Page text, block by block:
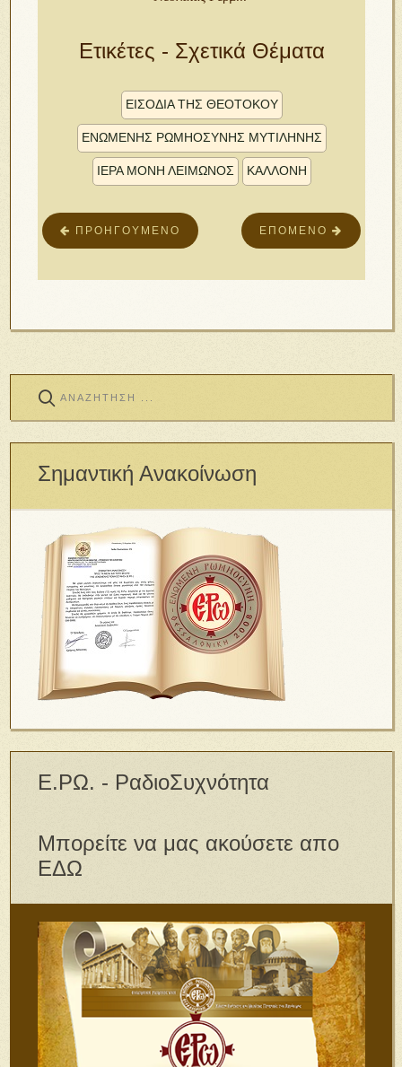
Ετικέτες - Σχετικά Θέματα
ΕΙΣΌΔΙΑ ΤΗΣ ΘΕΟΤΌΚΟΥ
ΕΝΩΜΈΝΗΣ ΡΩΜΗΟΣΎΝΗΣ ΜΥΤΙΛΉΝΗΣ
ΙΕΡΆ ΜΟΝΉ ΛΕΙΜΏΝΟΣ ΚΑΛΛΟΝΉ
ΕΠΌΜΕΝΟ
ΠΡΟΗΓΟΎΜΕΝΟ
Σημαντική Ανακοίνωση
Ε.ΡΩ. - ΡαδιοΣυχνότητα
Μπορείτε να μας ακούσετε απο
ΕΔΩ